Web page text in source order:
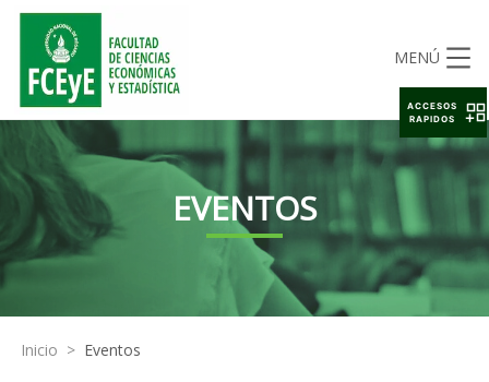
MENÚ
EVENTOS
Inicio > Eventos
ACCESOS
RAPIDOS